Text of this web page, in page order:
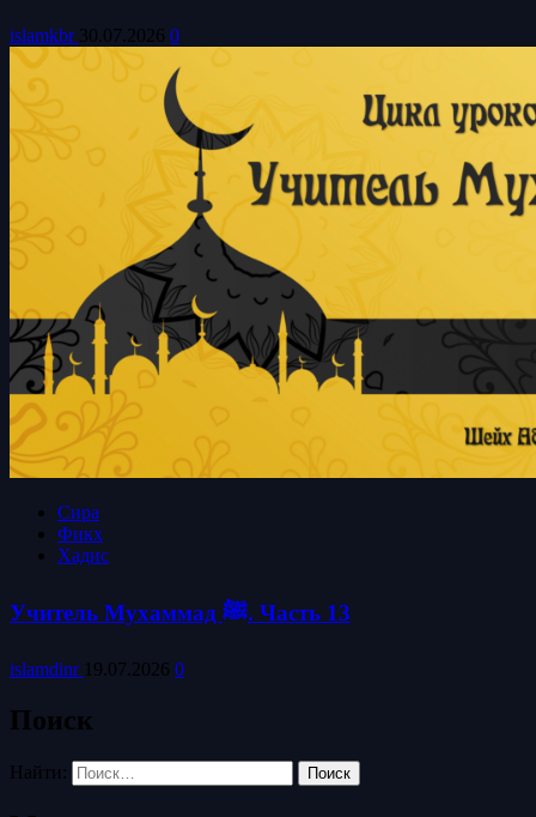
islamkbr 30.07.2026 0
Сира
Фикх
Хадис
Учитель Мухаммад ﷺ. Часть 13
islamdinr 19.07.2026 0
Поиск
Найти: